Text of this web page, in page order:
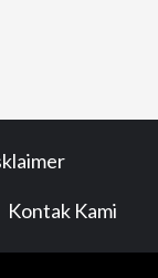
Kontak Kami